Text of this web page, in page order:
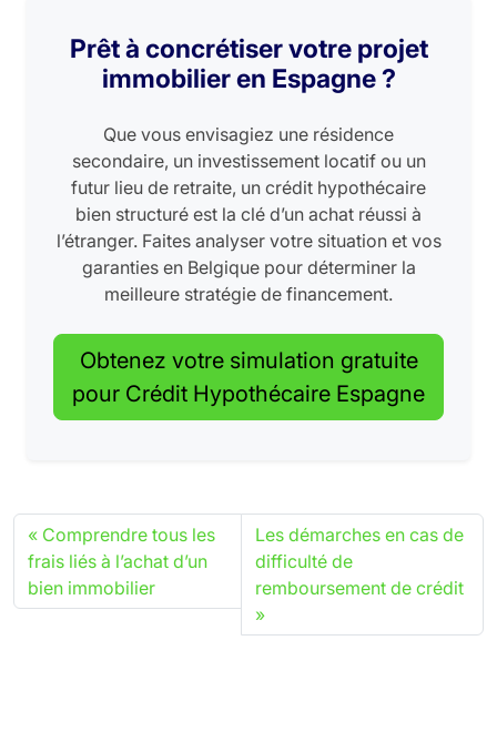
Prêt à concrétiser votre projet
immobilier en Espagne ?
Que vous envisagiez une résidence
secondaire, un investissement locatif ou un
futur lieu de retraite, un crédit hypothécaire
bien structuré est la clé d’un achat réussi à
l’étranger. Faites analyser votre situation et vos
garanties en Belgique pour déterminer la
meilleure stratégie de financement.
Obtenez votre simulation gratuite
pour Crédit Hypothécaire Espagne
Comprendre tous les
frais liés à l’achat d’un
bien immobilier
Les démarches en cas de
difficulté de
remboursement de crédit